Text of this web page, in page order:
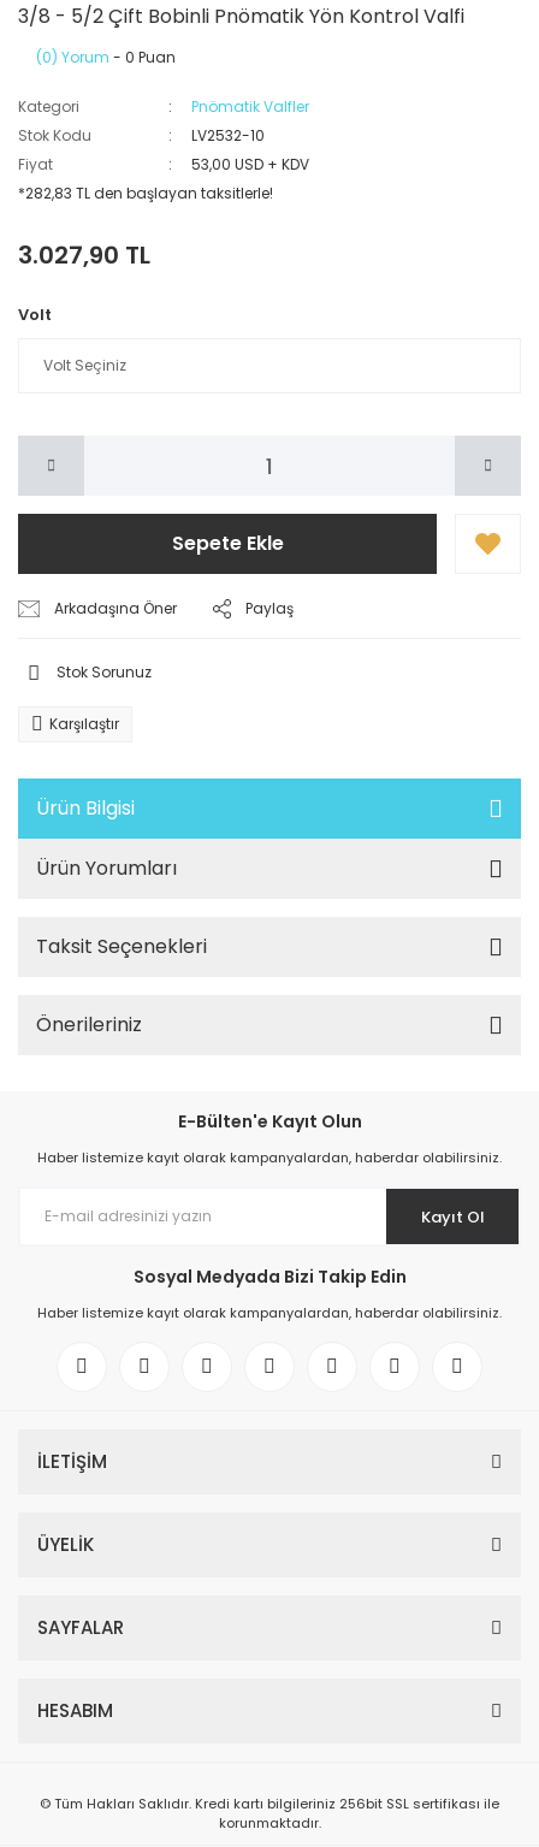
3/8 - 5/2 Çift Bobinli Pnömatik Yön Kontrol Valfi
(0) Yorum - 0 Puan
Kategori
Pnömatik Valfler
Stok Kodu
LV2532-10
Fiyat
53,00 USD + KDV
*282,83 TL den başlayan taksitlerle!
3.027,90 TL
Volt
Sepete Ekle
Arkadaşına Öner Paylaş
Stok Sorunuz
Karşılaştır
Ürün Bilgisi
Ürün Yorumları
Taksit Seçenekleri
Önerileriniz
E-Bülten'e Kayıt Olun
Haber listemize kayıt olarak kampanyalardan, haberdar olabilirsiniz.
Kayıt Ol
Sosyal Medyada Bizi Takip Edin
Haber listemize kayıt olarak kampanyalardan, haberdar olabilirsiniz.
İLETİŞİM
ÜYELİK
SAYFALAR
HESABIM
© Tüm Hakları Saklıdır. Kredi kartı bilgileriniz 256bit SSL sertifikası ile
korunmaktadır.